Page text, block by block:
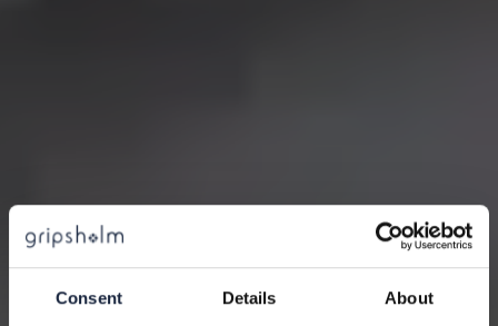
Consent Details About
10% PÅ DITT KÖP